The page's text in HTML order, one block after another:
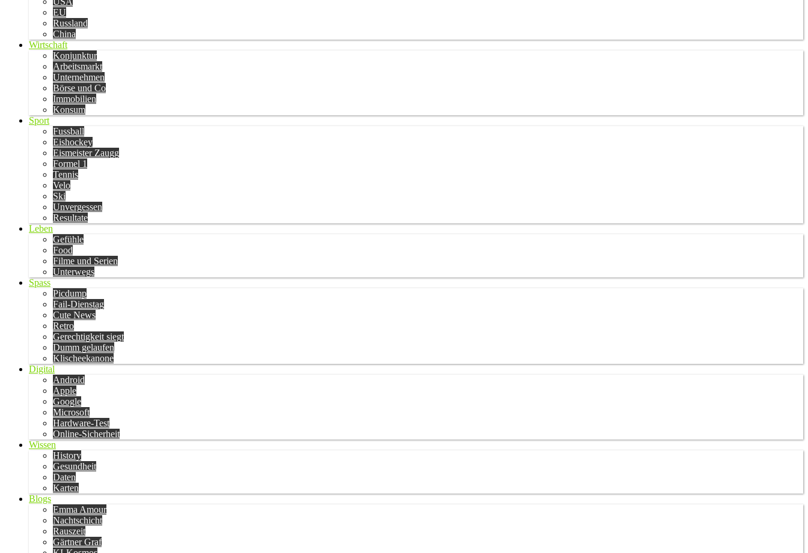
EU
Russland
China
Wirtschaft
Konjunktur
Arbeitsmarkt
Unternehmen
Börse und Co
Immobilien
Konsum
Sport
Fussball
Eishockey
Eismeister Zaugg
Formel 1
Tennis
Velo
Ski
Unvergessen
Resultate
Leben
Gefühle
Food
Filme und Serien
Unterwegs
Spass
Picdump
Fail-Dienstag
Cute News
Retro
Gerechtigkeit siegt
Dumm gelaufen
Klischeekanone
Digital
Android
Apple
Google
Microsoft
Hardware-Test
Online-Sicherheit
Wissen
History
Gesundheit
Daten
Karten
Blogs
Emma Amour
Nachtschicht
Rauszeit
Gärtner Graf